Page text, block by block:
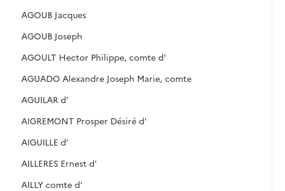
AGOUB Jacques
AGOUB Joseph
AGOULT Hector Philippe, comte d'
AGUADO Alexandre Joseph Marie, comte
AGUILAR d'
AIGREMONT Prosper Désiré d'
AIGUILLE d'
AILLERES Ernest d'
AILLY comte d'